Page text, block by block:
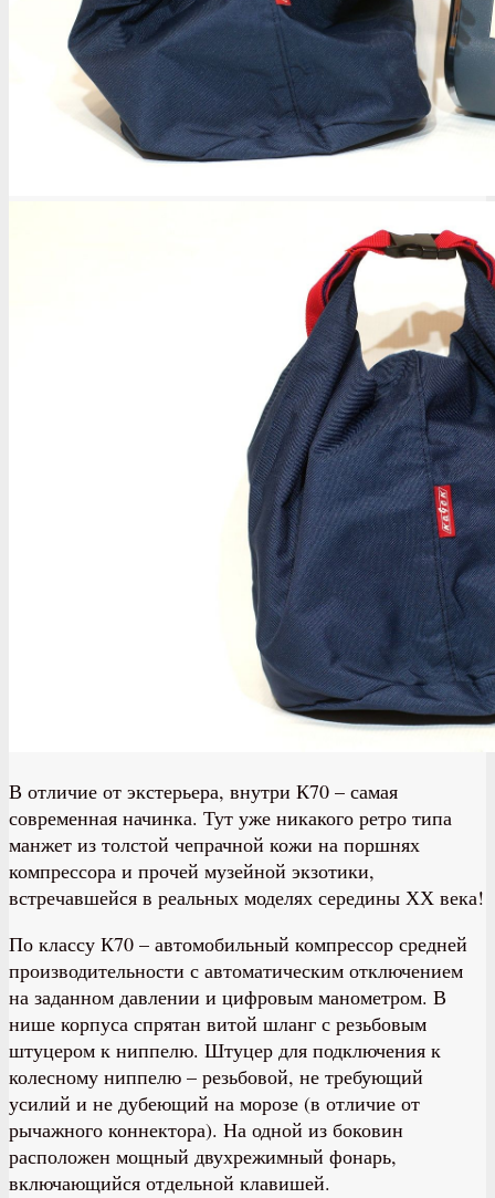
В отличие от экстерьера, внутри К70 – самая
современная начинка. Тут уже никакого ретро типа
манжет из толстой чепрачной кожи на поршнях
компрессора и прочей музейной экзотики,
встречавшейся в реальных моделях середины ХХ века!
По классу К70 – автомобильный компрессор средней
производительности с автоматическим отключением
на заданном давлении и цифровым манометром. В
нише корпуса спрятан витой шланг с резьбовым
штуцером к ниппелю. Штуцер для подключения к
колесному ниппелю – резьбовой, не требующий
усилий и не дубеющий на морозе (в отличие от
рычажного коннектора). На одной из боковин
расположен мощный двухрежимный фонарь,
включающийся отдельной клавишей.